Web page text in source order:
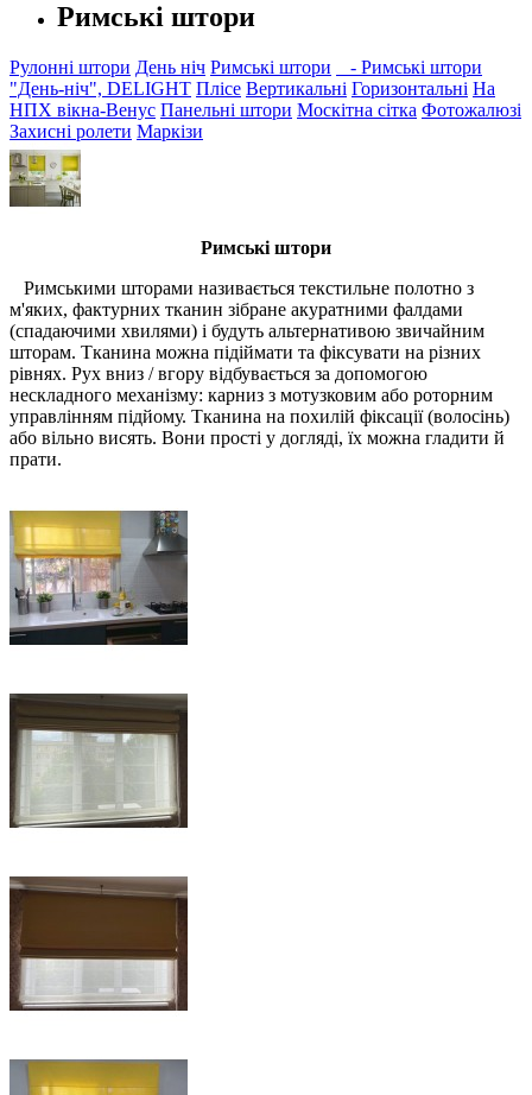
Римські штори
Рулонні штори День ніч Римські штори
- Римські штори
"День-ніч", DELIGHT Плісе Вертикальні Горизонтальні На
НПХ вікна-Венус Панельні штори Москітна сітка Фотожалюзі
Захисні ролети Маркізи
Римські штори
Римськими шторами називається текстильне полотно з
м'яких, фактурних тканин зібране акуратними фалдами
(спадаючими хвилями) і будуть альтернативою звичайним
шторам. Тканина можна підіймати та фіксувати на різних
рівнях. Рух вниз / вгору відбувається за допомогою
нескладного механізму: карниз з мотузковим або роторним
управлінням підйому. Тканина на похилій фіксації (волосінь)
або вільно висять. Вони прості у догляді, їх можна гладити й
прати.